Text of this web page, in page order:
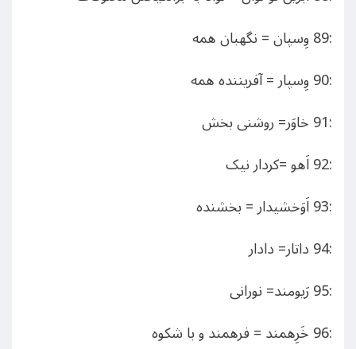
:89 وِسپان = نگهبان همه
:90 وِسپار = آفریننده همه
:91 خاوَر= روشنی بخش
:92 اَهو =کردار نیک
:93 اَوَخشیدار = بخشنده
:94 داتار= دادار
:95 رَیومند= نورانی
:96 خَرِهمند = فرهمند و با شکوه